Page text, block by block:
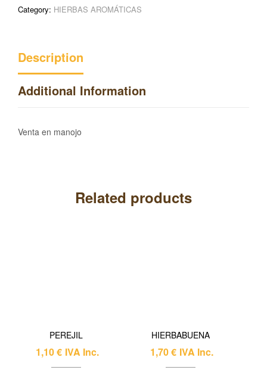
Category: HIERBAS AROMÁTICAS
Description
Additional Information
Venta en manojo
Related products
PEREJIL
1,10€ IVA Inc.
HIERBABUENA
1,70€ IVA Inc.